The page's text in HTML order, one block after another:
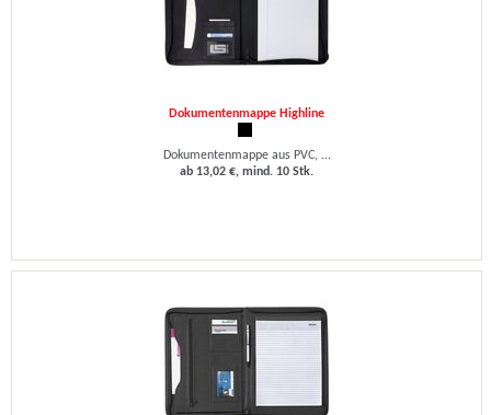
Dokumentenmappe Highline
Dokumentenmappe aus PVC, ...
ab 13,02 €, mind. 10 Stk.